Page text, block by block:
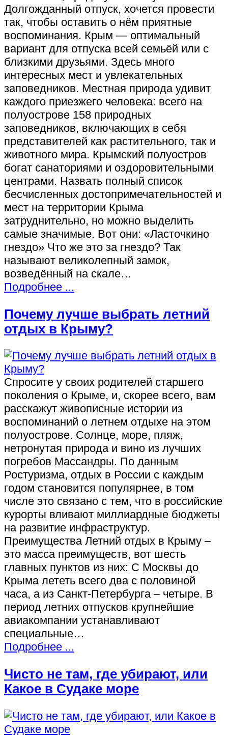
Долгожданный отпуск, хочется провести
так, чтобы оставить о нём приятные
воспоминания. Крым — оптимальный
вариант для отпуска всей семьёй или с
близкими друзьями. Здесь много
интересных мест и увлекательных
заповедников. Местная природа удивит
каждого приезжего человека: всего на
полуострове 158 природных
заповедников, включающих в себя
представителей как растительного, так и
животного мира. Крымский полуостров
богат санаториями и оздоровительными
центрами. Назвать полный список
бесчисленных достопримечательностей и
мест на территории Крыма
затруднительно, но можно выделить
самые значимые. Вот они: «Ласточкино
гнездо» Что же это за гнездо? Так
называют великолепный замок,
возведённый на скале…
Подробнее ...
Почему лучше выбрать летний
отдых в Крыму?
Спросите у своих родителей старшего
поколения о Крыме, и, скорее всего, вам
расскажут живописные истории из
воспоминаний о летнем отдыхе на этом
полуострове. Солнце, море, пляж,
нетронутая природа и вино из лучших
погребов Массандры. По данным
Ростуризма, отдых в России с каждым
годом становится популярнее, в том
числе это связано с тем, что в российские
курорты вливают миллиардные бюджеты
на развитие инфраструктур.
Преимущества Летний отдых в Крыму –
это масса преимуществ, вот шесть
главных пунктов из них: С Москвы до
Крыма лететь всего два с половиной
часа, а из Санкт-Петербурга – четыре. В
период летних отпусков крупнейшие
авиакомпании устанавливают
специальные…
Подробнее ...
Чисто не там, где убирают, или
Какое в Судаке море